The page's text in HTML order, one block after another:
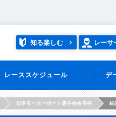
知る楽しむ レーサ
レーススケジュール デ
日本モーターボート選手会会長杯 結